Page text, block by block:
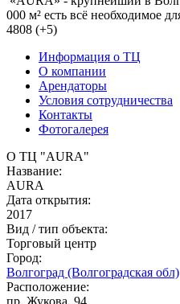
000 м² есть всё необходимое
4808 (+5)
Информация о ТЦ
О компании
Арендаторы
Условия сотрудничества
Контакты
Фотогалерея
О ТЦ "AURA"
Название:
AURA
Дата открытия:
2017
Вид / тип объекта:
Торговый центр
Город:
Волгоград (Волгоградская обл)
Расположение:
пр. Жукова, 94